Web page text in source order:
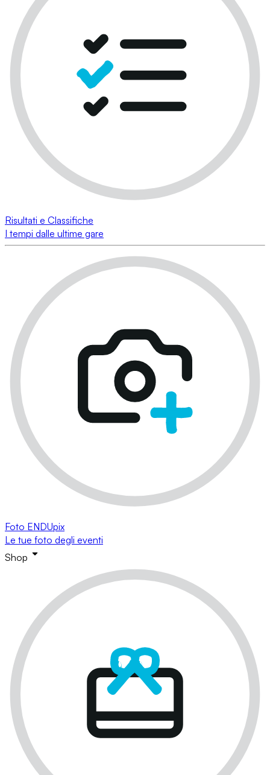
Risultati e Classifiche
I tempi dalle ultime gare
Foto ENDUpix
Le tue foto degli eventi
Shop